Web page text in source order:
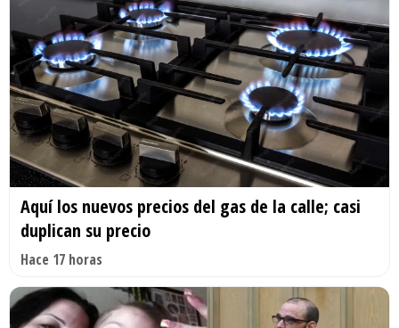
Aquí los nuevos precios del gas de la calle; casi
duplican su precio
Hace 17 horas